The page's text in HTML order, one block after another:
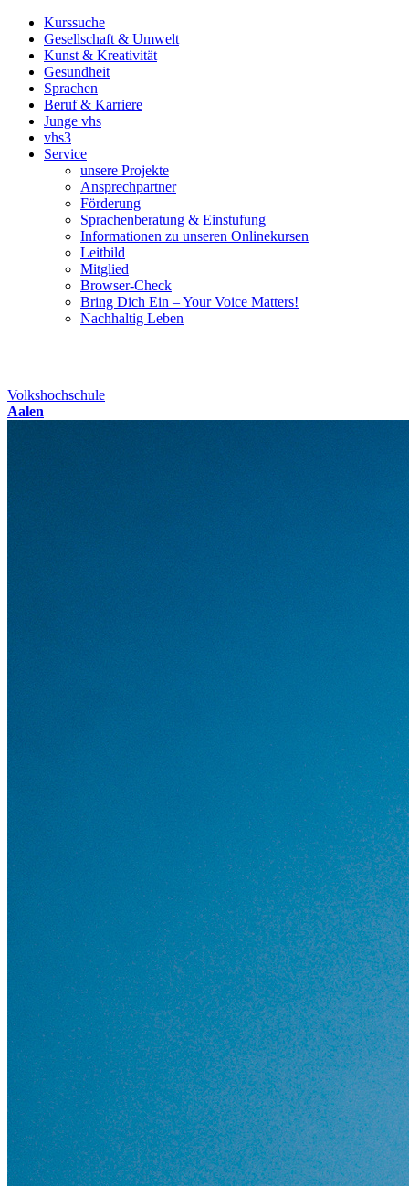
Kurssuche
Gesellschaft & Umwelt
Kunst & Kreativität
Gesundheit
Sprachen
Beruf & Karriere
Junge vhs
vhs3
Service
unsere Projekte
Ansprechpartner
Förderung
Sprachenberatung & Einstufung
Informationen zu unseren Onlinekursen
Leitbild
Mitglied
Browser-Check
Bring Dich Ein – Your Voice Matters!
Nachhaltig Leben
Volkshochschule
Aalen